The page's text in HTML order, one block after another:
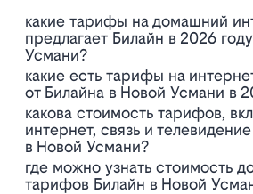
Какие тарифы на домашний интернет
предлагает Билайн в 2026
Усмани?
Какие есть тарифы на интернет, ТВ и связь
от Билайна в Новой Усмани в
Какова стоимость тарифов, включающих
интернет, связь и
в Новой Усмани?
Где можно узнать стоимость домашних
тарифов Билайн в Новой